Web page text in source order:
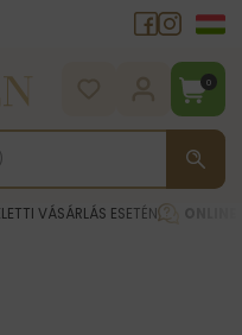
0
VÁSÁRLÁS ESETÉN